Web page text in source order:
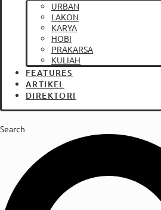
URBAN
LAKON
KARYA
HOBI
PRAKARSA
KULIAH
FEATURES
ARTIKEL
DIREKTORI
Search